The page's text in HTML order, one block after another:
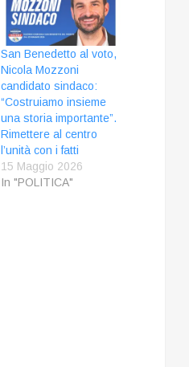
San Benedetto al voto,
Nicola Mozzoni
candidato sindaco:
“Costruiamo insieme
una storia importante”.
Rimettere al centro
l’unità con i fatti
15 Maggio 2026
In "POLITICA"